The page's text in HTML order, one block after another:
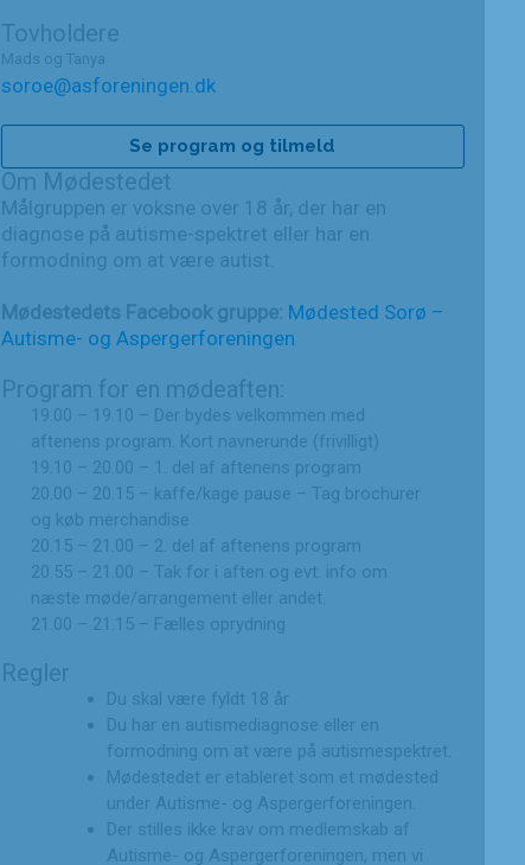
Tovholdere
Mads og Tanya
soroe@asforeningen.dk
Se program og tilmeld
Om Mødestedet
Målgruppen er voksne over 18 år, der har en
diagnose på autisme-spektret eller har en
formodning om at være autist.
Mødestedets Facebook gruppe: Mødested Sorø –
Autisme- og Aspergerforeningen
Program for en mødeaften:
19.00 – 19.10 – Der bydes velkommen med
aftenens program. Kort navnerunde (frivilligt)
19.10 – 20.00 – 1. del af aftenens program
20.00 – 20.15 – kaffe/kage pause – Tag brochurer
og køb merchandise
20.15 – 21.00 – 2. del af aftenens program
20.55 – 21.00 – Tak for i aften og evt. info om
næste møde/arrangement eller andet.
21.00 – 21.15 – Fælles oprydning
Regler
Du skal være fyldt 18 år
Du har en autismediagnose eller en
formodning om at være på autismespektret.
Mødestedet er etableret som et mødested
under Autisme- og Aspergerforeningen.
Der stilles ikke krav om medlemskab af
Autisme- og Aspergerforeningen, men vi